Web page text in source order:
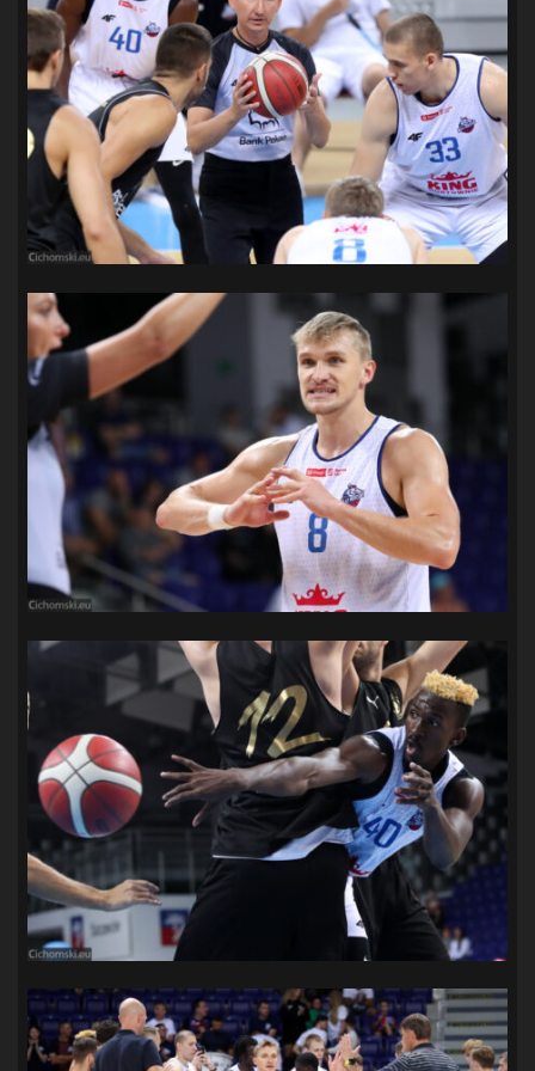
SANDRA SPA POGOŃ SZCZECIN(100) SIEDLECKA(63)
SPARING (110) SPR POGOŃ SZCZECIN(72)
SPÓJNIA STARGARD(35) STOCZNIA SZCZECIN(40)
SUPERLIGA KOBIET(58) SUPERLIGA MĘŻCZYZN(92)
TAURON LIGA KOBIET(106) TENIS(26) TREFL SOPOT(26)
WYGRANA(43) ZAGŁĘBIE LUBIN ŚLĄSK WROCŁAW(29)
ŚWIT SKOLWIN
STAT4U